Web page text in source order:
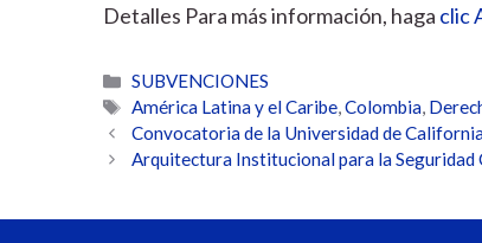
Detalles Para más información, haga clic
Categorías
SUBVENCIONES
Etiquetas
América Latina y el Caribe,Colombia,
Convocatoria de la Universidad de
Arquitectura Institucional para la Seguridad